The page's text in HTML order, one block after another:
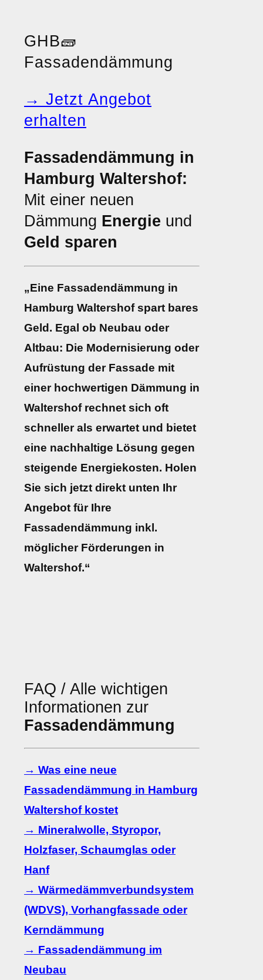
GHB🧱
Fassadendämmung
→ Jetzt Angebot
erhalten
Fassadendämmung in
Hamburg Waltershof:
Mit einer neuen
Dämmung Energie und
Geld sparen
„Eine Fassadendämmung in
Hamburg Waltershof spart bares
Geld. Egal ob Neubau oder
Altbau: Die Modernisierung oder
Aufrüstung der Fassade mit
einer hochwertigen Dämmung in
Waltershof rechnet sich oft
schneller als erwartet und bietet
eine nachhaltige Lösung gegen
steigende Energiekosten. Holen
Sie sich jetzt direkt unten Ihr
Angebot für Ihre
Fassadendämmung inkl.
möglicher Förderungen in
Waltershof.“
FAQ / Alle wichtigen
Informationen zur
Fassadendämmung
→ Was eine neue
Fassadendämmung in Hamburg
Waltershof kostet
→ Mineralwolle, Styropor,
Holzfaser, Schaumglas oder
Hanf
→ Wärmedämmverbundsystem
(WDVS), Vorhangfassade oder
Kerndämmung
→ Fassadendämmung im
Neubau